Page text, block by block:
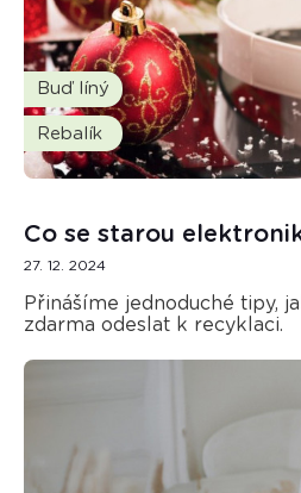
Buď líný
Rebalík
Co se starou
27. 12. 2024
Přinášíme jednoduché tipy,
zdarma odeslat k recyklaci.